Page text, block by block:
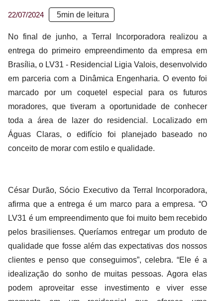
22/07/2024 5min de leitura
No final de junho, a Terral Incorporadora realizou a
entrega do primeiro empreendimento da empresa em
Brasília, o LV31 - Residencial Ligia Valois, desenvolvido
em parceria com a Dinâmica Engenharia. O evento foi
marcado por um coquetel especial para os futuros
moradores, que tiveram a oportunidade de conhecer
toda a área de lazer do residencial. Localizado em
Águas Claras, o edifício foi planejado baseado no
conceito de morar com estilo e qualidade.
César Durão, Sócio Executivo da Terral Incorporadora,
afirma que a entrega é um marco para a empresa. “O
LV31 é um empreendimento que foi muito bem recebido
pelos brasilienses. Queríamos entregar um produto de
qualidade que fosse além das expectativas dos nossos
clientes e penso que conseguimos”, celebra. “Ele é a
idealização do sonho de muitas pessoas. Agora elas
podem aproveitar esse investimento e viver esse